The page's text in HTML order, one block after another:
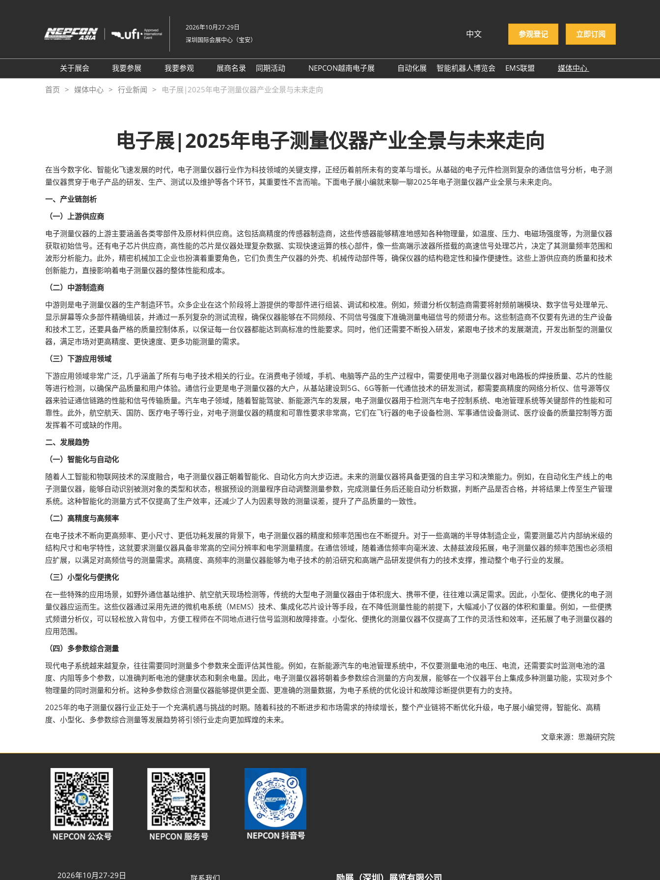
跳
转
容
2026年10月27-29日
深圳国际会展中心（宝安）
中文
English
Tiếng Việt
参观登记 立即订阅
关于展会
组织架构
2026 NEPCON越南站
范区
同期展会VisionChina 深圳机
器视觉展
同期展会 AWC
同期展会ES SHOW
我要参展
参展申请
观众范围
我要参观
参观登记
组团参观
商务配对服务
观众增值服务
展商名录
同期活动
NEPCON ASIA 2025同期活
AI眼镜拆解区2025回顾
英国-深圳创新工作坊
NEPCON越南电子展
自动化展 智能机器人博览会
EMS联盟
媒体中心
合作媒体
首页 媒体中心 行业新闻 电子展|2025年电子测量仪器产业全景与未来走向
电子展|2025年电子测量仪器产业全景与未来走向
在当今数字化、智能化飞速发展的时代，电子测量仪器行业作为科技领域的关键支撑，正经历着前所未有的变革与增长。从基础的电子元件检测到复杂的通信信号分析，电子测
量仪器贯穿于电子产品的研发、生产、测试以及维护等各个环节，其重要性不言而喻。下面电子展小编就来聊一聊2025年电子测量仪器产业全景与未来走向。
一、产业链剖析
（一）上游供应商
电子测量仪器的上游主要涵盖各类零部件及原材料供应商。这包括高精度的传感器制造商，这些传感器能够精准地感知各种物理量，如温度、压力、电磁场强度等，为测量仪器
获取初始信号。还有电子芯片供应商，高性能的芯片是仪器处理复杂数据、实现快速运算的核心部件，像一些高端示波器所搭载的高速信号处理芯片，决定了其测量频率范围和
波形分析能力。此外，精密机械加工企业也扮演着重要角色，它们负责生产仪器的外壳、机械传动部件等，确保仪器的结构稳定性和操作便捷性。这些上游供应商的质量和技术
创新能力，直接影响着电子测量仪器的整体性能和成本。
（二）中游制造商
中游则是电子测量仪器的生产制造环节。众多企业在这个阶段将上游提供的零部件进行组装、调试和校准。例如，频谱分析仪制造商需要将射频前端模块、数字信号处理单元、
显示屏幕等众多部件精确组装，并通过一系列复杂的测试流程，确保仪器能够在不同频段、不同信号强度下准确测量电磁信号的频谱分布。这些制造商不仅要有先进的生产设备
和技术工艺，还要具备严格的质量控制体系，以保证每一台仪器都能达到高标准的性能要求。同时，他们还需要不断投入研发，紧跟电子技术的发展潮流，开发出新型的测量仪
器，满足市场对更高精度、更快速度、更多功能测量的需求。
（三）下游应用领域
下游应用领域非常广泛，几乎涵盖了所有与电子技术相关的行业。在消费电子领域，手机、电脑等产品的生产过程中，需要使用电子测量仪器对电路板的焊接质量、芯片的性能
等进行检测，以确保产品质量和用户体验。通信行业更是电子测量仪器的大户，从基站建设到5G、6G等新一代通信技术的研发测试，都需要高精度的网络分析仪、信号源等仪
器来验证通信链路的性能和信号传输质量。汽车电子领域，随着智能驾驶、新能源汽车的发展，电子测量仪器用于检测汽车电子控制系统、电池管理系统等关键部件的性能和可
靠性。此外，航空航天、国防、医疗电子等行业，对电子测量仪器的精度和可靠性要求非常高，它们在飞行器的电子设备检测、军事通信设备测试、医疗设备的质量控制等方面
发挥着不可或缺的作用。
二、发展趋势
（一）智能化与自动化
随着人工智能和物联网技术的深度融合，电子测量仪器正朝着智能化、自动化方向大步迈进。未来的测量仪器将具备更强的自主学习和决策能力。例如，在自动化生产线上的电
子测量仪器，能够自动识别被测对象的类型和状态，根据预设的测量程序自动调整测量参数，完成测量任务后还能自动分析数据，判断产品是否合格，并将结果上传至生产管理
系统。这种智能化的测量方式不仅提高了生产效率，还减少了人为因素导致的测量误差，提升了产品质量的一致性。
（二）高精度与高频率
在电子技术不断向更高频率、更小尺寸、更低功耗发展的背景下，电子测量仪器的精度和频率范围也在不断提升。对于一些高端的半导体制造企业，需要测量芯片内部纳米级的
结构尺寸和电学特性，这就要求测量仪器具备非常高的空间分辨率和电学测量精度。在通信领域，随着通信频率向毫米波、太赫兹波段拓展，电子测量仪器的频率范围也必须相
应扩展，以满足对高频信号的测量需求。高精度、高频率的测量仪器能够为电子技术的前沿研究和高端产品研发提供有力的技术支撑，推动整个电子行业的发展。
（三）小型化与便携化
在一些特殊的应用场景，如野外通信基站维护、航空航天现场检测等，传统的大型电子测量仪器由于体积庞大、携带不便，往往难以满足需求。因此，小型化、便携化的电子测
量仪器应运而生。这些仪器通过采用先进的微机电系统（MEMS）技术、集成化芯片设计等手段，在不降低测量性能的前提下，大幅减小了仪器的体积和重量。例如，一些便携
式频谱分析仪，可以轻松放入背包中，方便工程师在不同地点进行信号监测和故障排查。小型化、便携化的测量仪器不仅提高了工作的灵活性和效率，还拓展了电子测量仪器的
应用范围。
（四）多参数综合测量
现代电子系统越来越复杂，往往需要同时测量多个参数来全面评估其性能。例如，在新能源汽车的电池管理系统中，不仅要测量电池的电压、电流，还需要实时监测电池的温
度、内阻等多个参数，以准确判断电池的健康状态和剩余电量。因此，电子测量仪器将朝着多参数综合测量的方向发展，能够在一个仪器平台上集成多种测量功能，实现对多个
物理量的同时测量和分析。这种多参数综合测量仪器能够提供更全面、更准确的测量数据，为电子系统的优化设计和故障诊断提供更有力的支持。
2025年的电子测量仪器行业正处于一个充满机遇与挑战的时期。随着科技的不断进步和市场需求的持续增长，整个产业链将不断优化升级，电子展小编觉得，智能化、高精
度、小型化、多参数综合测量等发展趋势将引领行业走向更加辉煌的未来。
文章来源：思瀚研究院
2026年10月27-29日 联系我们